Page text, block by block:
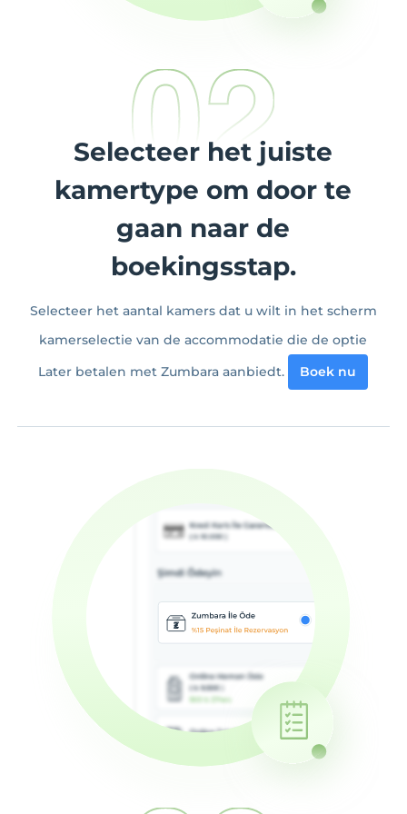
Selecteer het juiste
kamertype om door te
gaan naar de
boekingsstap.
Selecteer het aantal kamers dat u wilt in het scherm
kamerselectie van de accommodatie die de optie
Later betalen met Zumbara aanbiedt.
Boek nu